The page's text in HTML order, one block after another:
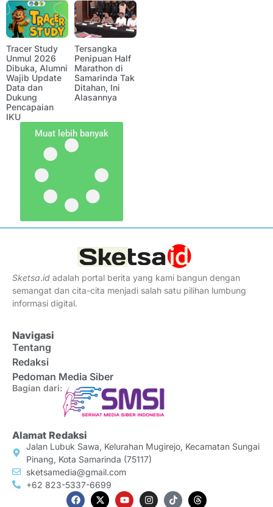
Tracer Study
Unmul 2026
Dibuka, Alumni
Wajib Update
Data dan
Dukung
Pencapaian
IKU
Tersangka
Penipuan Half
Marathon di
Samarinda Tak
Ditahan, Ini
Alasannya
Muat lebih banyak
Sketsa.id adalah portal berita yang kami bangun dengan
semangat dan cita-cita menjadi salah satu pilihan lumbung
informasi digital.
Navigasi
Tentang
Redaksi
Pedoman Media Siber
Bagian dari:
Alamat Redaksi
Jalan Lubuk Sawa, Kelurahan Mugirejo, Kecamatan Sungai
Pinang, Kota Samarinda (75117)
sketsamedia@gmail.com
+62 823-5337-6699